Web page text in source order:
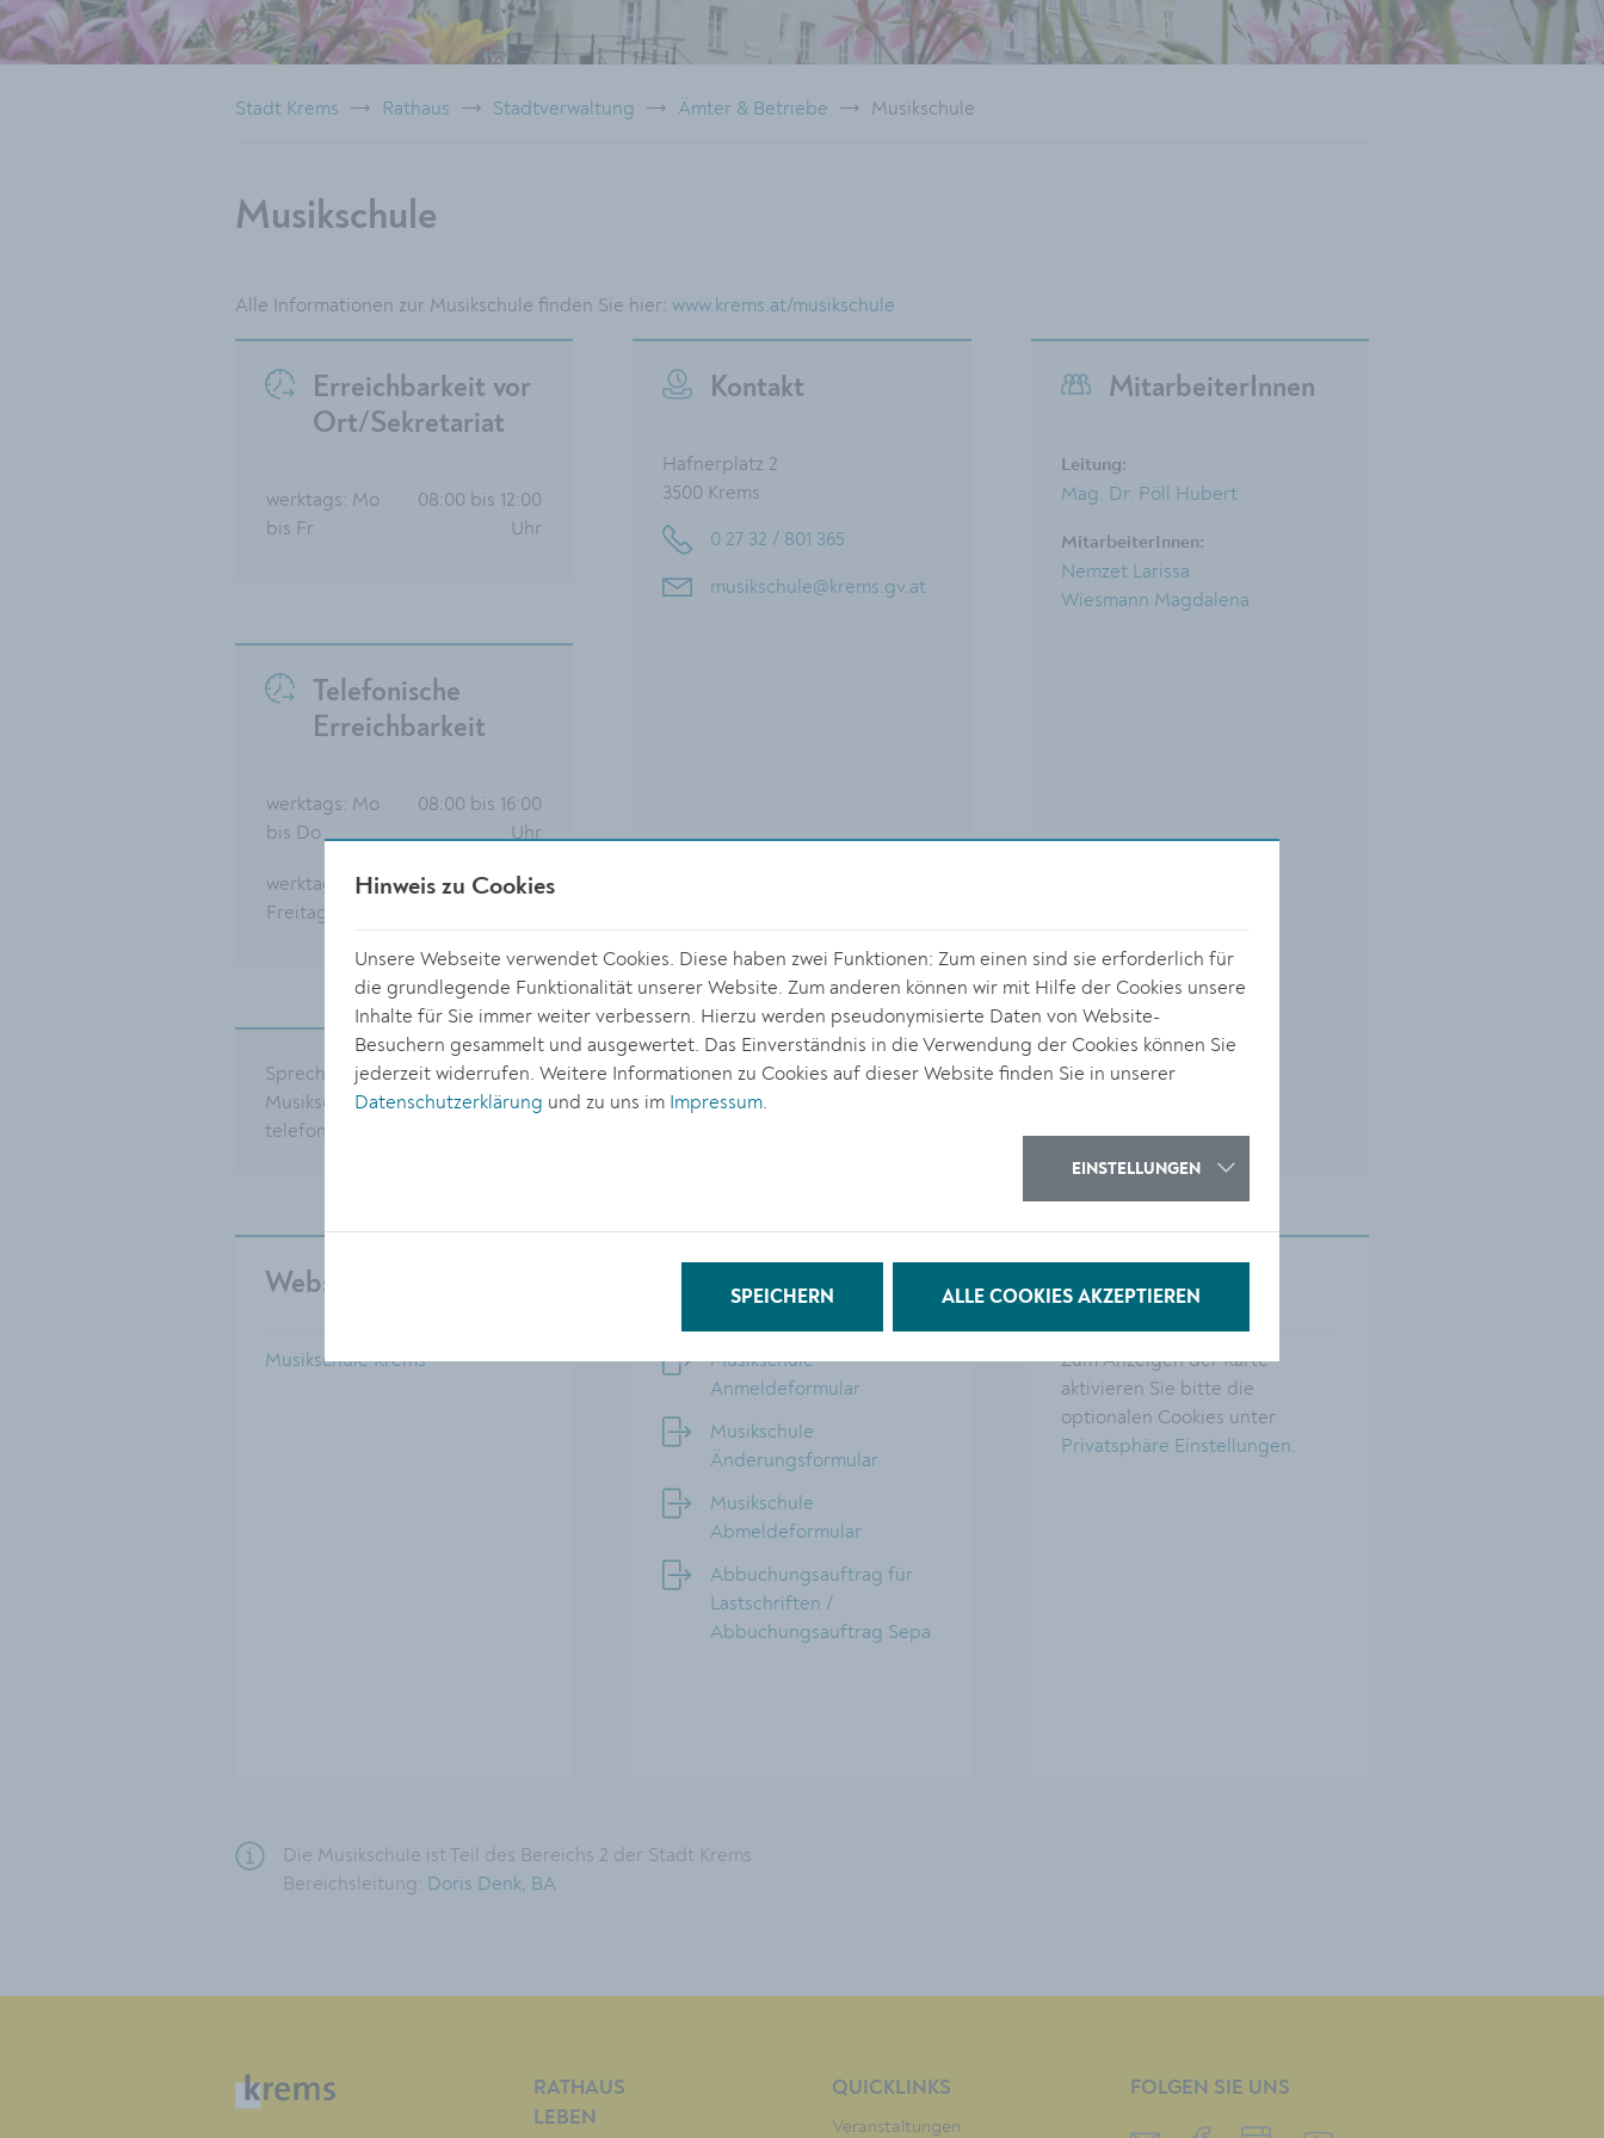
Stadt Krems Rathaus Stadtverwaltung Ämter & Betriebe Musikschule
Musikschule
Alle Informationen zur Musikschule finden Sie hier: www.krems.at/musikschule
Erreichbarkeit vor
Ort/Sekretariat
werktags: Mo
bis Fr
08:00 bis 12:00
Uhr
Telefonische
Erreichbarkeit
werktags: Mo
bis Do
08:00 bis 16:00
Uhr
werktags:
Freitag
08:00 bis 12:00
Sprechstunden der
Musikschulleitung nach
telefonischer Vereinbarung.
Kontakt
Hafnerplatz 2
3500 Krems
0 27 32 / 801 365
musikschule@krems.gv.at
MitarbeiterInnen
Leitung:
Mag. Dr. Pöll Hubert
MitarbeiterInnen:
Nemzet Larissa
Wiesmann Magdalena
Website
Musikschule Krems
Formulare
Musikschule
Anmeldeformular
Musikschule
Änderungsformular
Musikschule
Abmeldeformular
Abbuchungsauftrag für
Lastschriften /
Abbuchungsauftrag Sepa
Anfahrt
Zum Anzeigen der Karte
aktivieren Sie bitte die
optionalen Cookies unter
Privatsphäre Einstellungen.
Die Musikschule ist Teil des Bereichs 2 der Stadt Krems
Bereichsleitung: Doris Denk, BA
RATHAUS
LEBEN
QUICKLINKS
Veranstaltungen
FOLGEN SIE UNS
Hinweis zu Cookies
Unsere Webseite verwendet Cookies. Diese haben zwei Funktionen: Zum einen sind sie erforderlich für
die grundlegende Funktionalität unserer Website. Zum anderen können wir mit Hilfe der Cookies unsere
Inhalte für Sie immer weiter verbessern. Hierzu werden pseudonymisierte Daten von Website-
Besuchern gesammelt und ausgewertet. Das Einverständnis in die Verwendung der Cookies können Sie
jederzeit widerrufen. Weitere Informationen zu Cookies auf dieser Website finden Sie in unserer
Datenschutzerklärung und zu uns im Impressum.
EINSTELLUNGEN
SPEICHERN ALLE COOKIES AKZEPTIEREN